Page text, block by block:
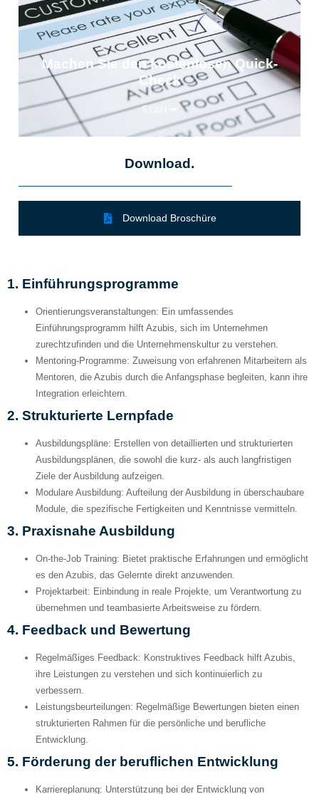
Machen Sie den kostenlosen Quick-
Check
Start
Download.
Download Broschüre
1. Einführungsprogramme
Orientierungsveranstaltungen: Ein umfassendes
Einführungsprogramm hilft Azubis, sich im Unternehmen
zurechtzufinden und die Unternehmenskultur zu verstehen.
Mentoring-Programme: Zuweisung von erfahrenen Mitarbeitern als
Mentoren, die Azubis durch die Anfangsphase begleiten, kann ihre
Integration erleichtern.
2. Strukturierte Lernpfade
Ausbildungspläne: Erstellen von detaillierten und strukturierten
Ausbildungsplänen, die sowohl die kurz- als auch langfristigen
Ziele der Ausbildung aufzeigen.
Modulare Ausbildung: Aufteilung der Ausbildung in überschaubare
Module, die spezifische Fertigkeiten und Kenntnisse vermitteln.
3. Praxisnahe Ausbildung
On-the-Job Training: Bietet praktische Erfahrungen und ermöglicht
es den Azubis, das Gelernte direkt anzuwenden.
Projektarbeit: Einbindung in reale Projekte, um Verantwortung zu
übernehmen und teambasierte Arbeitsweise zu fördern.
4. Feedback und Bewertung
Regelmäßiges Feedback: Konstruktives Feedback hilft Azubis,
ihre Leistungen zu verstehen und sich kontinuierlich zu
verbessern.
Leistungsbeurteilungen: Regelmäßige Bewertungen bieten einen
strukturierten Rahmen für die persönliche und berufliche
Entwicklung.
5. Förderung der beruflichen Entwicklung
Karriereplanung: Unterstützung bei der Entwicklung von